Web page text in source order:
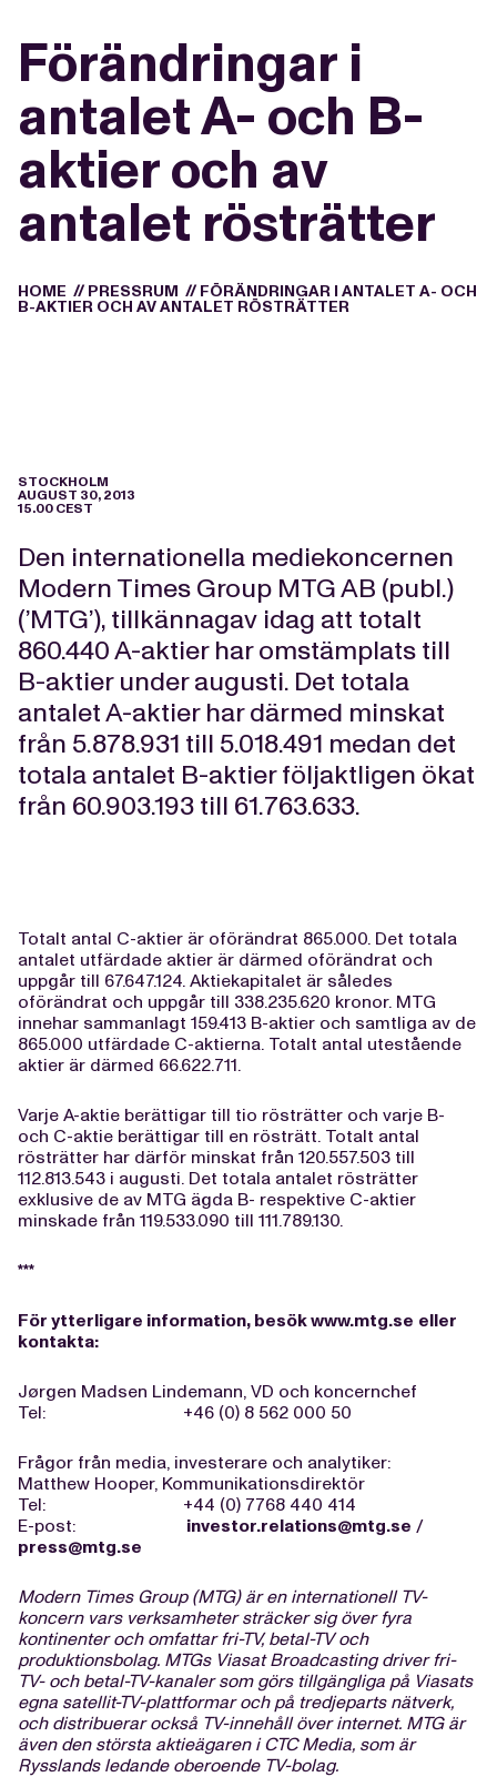
Förändringar i
antalet A- och B-
aktier och av
antalet rösträtter
HOME // PRESSRUM // FÖRÄNDRINGAR I ANTALET A- OCH
B-AKTIER OCH AV ANTALET RÖSTRÄTTER
STOCKHOLM
AUGUST 30, 2013
15.00 CEST
Den internationella mediekoncernen
Modern Times Group MTG AB (publ.)
(’MTG’), tillkännagav idag att totalt
860.440 A-aktier har omstämplats till
B-aktier under augusti. Det totala
antalet A-aktier har därmed minskat
från 5.878.931 till 5.018.491 medan det
totala antalet B-aktier följaktligen ökat
från 60.903.193 till 61.763.633.
Totalt antal C-aktier är oförändrat 865.000. Det totala
antalet utfärdade aktier är därmed oförändrat och
uppgår till 67.647.124. Aktiekapitalet är således
oförändrat och uppgår till 338.235.620 kronor. MTG
innehar sammanlagt 159.413 B-aktier och samtliga av de
865.000 utfärdade C-aktierna. Totalt antal utestående
aktier är därmed 66.622.711.
Varje A-aktie berättigar till tio rösträtter och varje B-
och C-aktie berättigar till en rösträtt. Totalt antal
rösträtter har därför minskat från 120.557.503 till
112.813.543 i augusti. Det totala antalet rösträtter
exklusive de av MTG ägda B- respektive C-aktier
minskade från 119.533.090 till 111.789.130.
***
För ytterligare information, besökwww.mtg.se eller
kontakta:
Jørgen Madsen Lindemann, VD och koncernchef
Tel: +46 (0) 8 562 000 50
Frågor från media, investerare och analytiker:
Matthew Hooper, Kommunikationsdirektör
Tel: +44 (0) 7768 440 414
E-post: investor.relations@mtg.se /
press@mtg.se
Modern Times Group (MTG) är en internationell TV-
koncern vars verksamheter sträcker sig över fyra
kontinenter och omfattar fri-TV, betal-TV och
produktionsbolag. MTGs Viasat Broadcasting driver fri-
TV- och betal-TV-kanaler som görs tillgängliga på Viasats
egna satellit-TV-plattformar och på tredjeparts nätverk,
och distribuerar också TV-innehåll över internet. MTG är
även den största aktieägaren i CTC Media, som är
Rysslands ledande oberoende TV-bolag.